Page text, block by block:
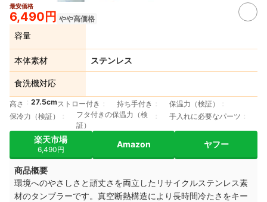
最安価格
6,490円 やや高価格
容量
本体素材 ステンレス
食洗機対応
高さ 27.5cmストロー付き 持ち手付き
保温力（検証）
保冷力（検証）
フタ付きの保温力（検
証）
手入れに必要なパーツ
楽天市場
6,490円
Amazon ヤフー
商品概要
環境へのやさしさと頑丈さを両立したリサイクルステンレス素
材のタンブラーです。 真空断熱構造により長時間冷たさをキー